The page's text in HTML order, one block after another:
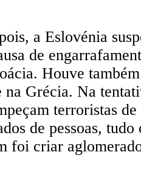
a Eslovénia
de
Houve
na Grécia. Na
terroristas
de pessoas, tudo
foi criar